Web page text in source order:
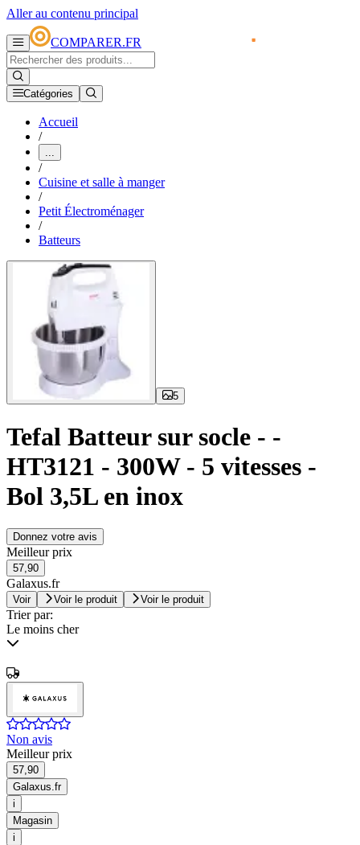
Aller au contenu principal
COMPARER.FR
Catégories
Accueil
/
...
/
Cuisine et salle à manger
/
Petit Électroménager
/
Batteurs
5
Tefal Batteur sur socle - -
HT3121 - 300W - 5 vitesses -
Bol 3,5L en inox
Donnez votre avis
Meilleur prix
57,90
Galaxus.fr
Voir Voir le produit Voir le produit
Trier par:
Le moins cher
Non avis
Meilleur prix
57,90
Galaxus.fr
i
Magasin
i